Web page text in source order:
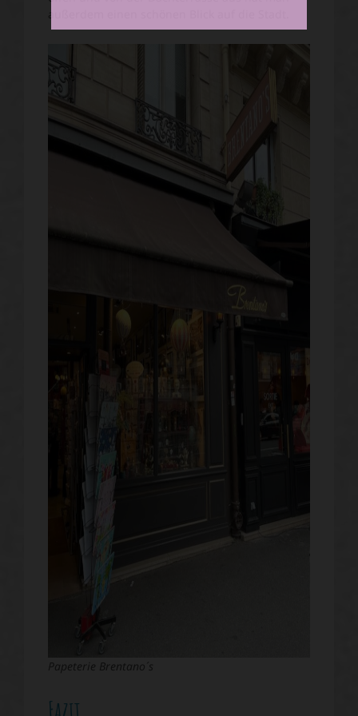
außerdem einen schönen Blick auf die Stadt.
Papeterie Brentano´s
Fazit